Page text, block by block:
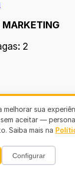
2
destinada
melhorar sua
aceitar —
Saiba mais na
Configurar